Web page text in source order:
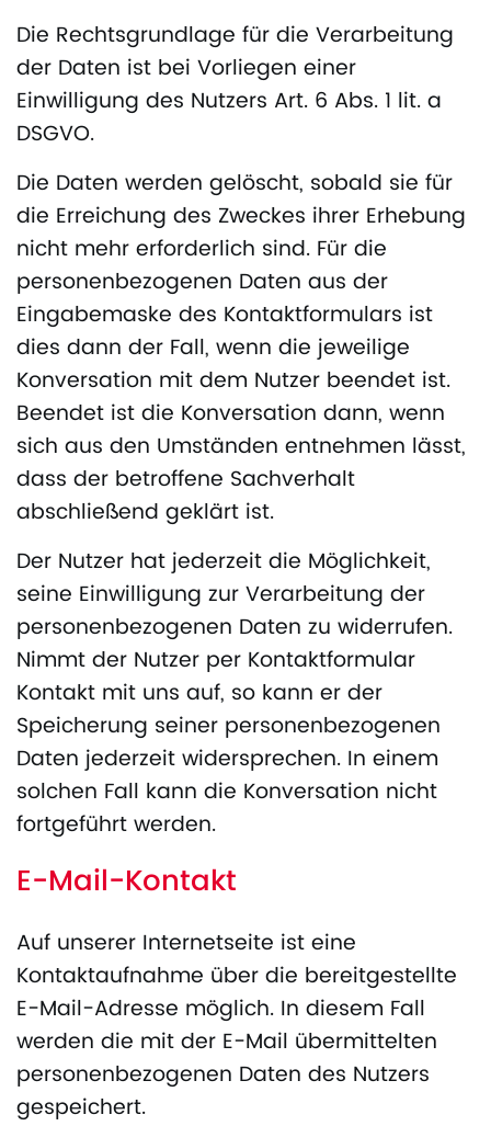
Die Rechtsgrundlage für die Verarbeitung
der Daten ist bei Vorliegen einer
Einwilligung des Nutzers Art. 6 Abs. 1 lit. a
DSGVO.
Die Daten werden gelöscht, sobald sie für
die Erreichung des Zweckes ihrer Erhebung
nicht mehr erforderlich sind. Für die
personenbezogenen Daten aus der
Eingabemaske des Kontaktformulars ist
dies dann der Fall, wenn die jeweilige
Konversation mit dem Nutzer beendet ist.
Beendet ist die Konversation dann, wenn
sich aus den Umständen entnehmen lässt,
dass der betroffene Sachverhalt
abschließend geklärt ist.
Der Nutzer hat jederzeit die Möglichkeit,
seine Einwilligung zur Verarbeitung der
personenbezogenen Daten zu widerrufen.
Nimmt der Nutzer per Kontaktformular
Kontakt mit uns auf, so kann er der
Speicherung seiner personenbezogenen
Daten jederzeit widersprechen. In einem
solchen Fall kann die Konversation nicht
fortgeführt werden.
E-Mail-Kontakt
Auf unserer Internetseite ist eine
Kontaktaufnahme über die bereitgestellte
E-Mail-Adresse möglich. In diesem Fall
werden die mit der E-Mail übermittelten
personenbezogenen Daten des Nutzers
gespeichert.